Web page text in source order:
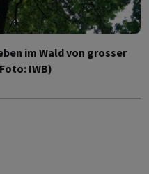
im Wald von grosser
IWB)